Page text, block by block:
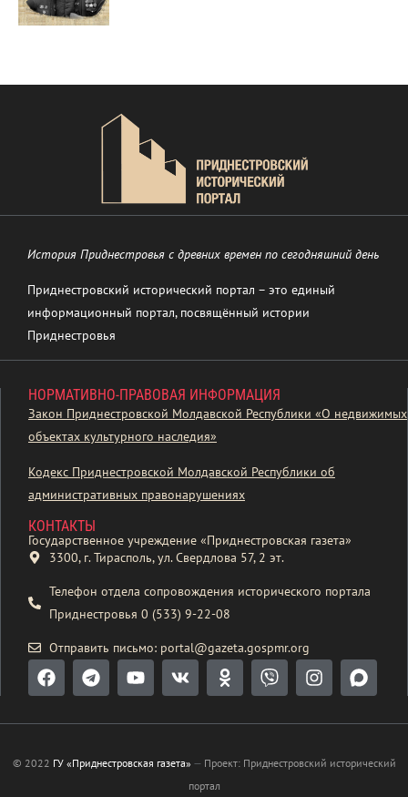
История Приднестровья с древних времен по сегодняшний день
Приднестровский исторический портал – это единый
информационный портал, посвящённый истории
Приднестровья
НОРМАТИВНО-ПРАВОВАЯ ИНФОРМАЦИЯ
Закон Приднестровской Молдавской Республики «О недвижимых
объектах культурного наследия»
Кодекс Приднестровской Молдавской Республики об
административных правонарушениях
КОНТАКТЫ
Государственное учреждение «Приднестровская газета»
3300, г. Тирасполь, ул. Свердлова 57, 2 эт.
Телефон отдела сопровождения исторического портала
Приднестровья 0 (533) 9-22-08
Отправить письмо: portal@gazeta.gospmr.org
© 2022 ГУ «Приднестровская газета» — Проект: Приднестровский исторический
портал